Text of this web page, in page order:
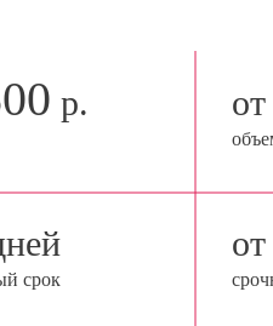
р. от
срок
от